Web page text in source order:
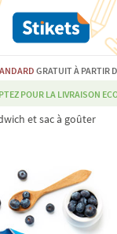
GRATUITÀ PARTIR
POUR LA LIVRAISON
et sac à goûter